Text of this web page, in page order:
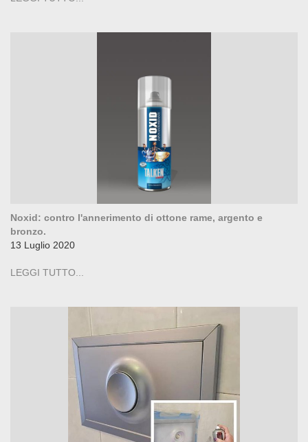
Noxid: contro l'annerimento di ottone rame, argento e
bronzo.
13 Luglio 2020
LEGGI TUTTO...